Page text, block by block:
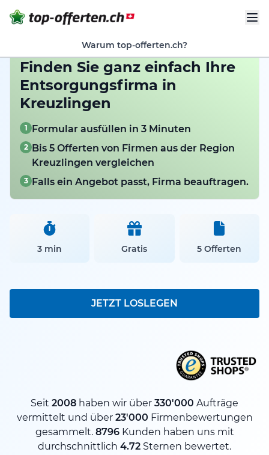
Warum top-offerten.ch?
Finden Sie ganz einfach Ihre
Entsorgungsfirma in
Kreuzlingen
1 Formular ausfüllen in 3 Minuten
2 Bis 5 Offerten von Firmen aus der Region
Kreuzlingen vergleichen
3 Falls ein Angebot passt, Firma beauftragen.
3 min Gratis 5 Offerten
JETZT LOSLEGEN
Seit 2008 haben wir über 330'000 Aufträge
vermittelt und über 23'000 Firmenbewertungen
gesammelt. 8796Kunden haben uns mit
durchschnittlich 4.72 Sternen bewertet.